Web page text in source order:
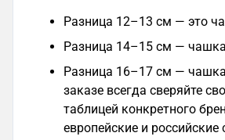
Разница 12–13 см — это
Разница 14–15 см —
Разница 16–17 см —
заказе всегда сверяйте
таблицей конкретного
европейские и российские